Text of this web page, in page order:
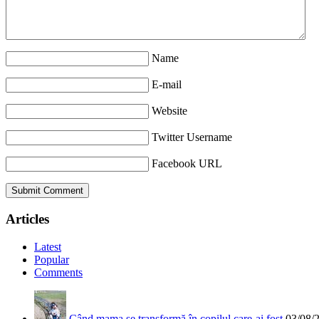
Name
E-mail
Website
Twitter Username
Facebook URL
Articles
Latest
Popular
Comments